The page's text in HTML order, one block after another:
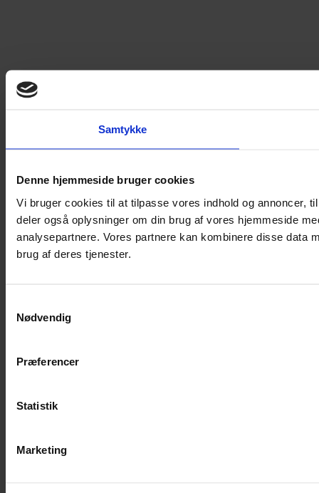
Samtykke
Denne hjemmeside bruger cookies
Vi bruger cookies til at tilpasse vores indhold og annoncer,
deler også oplysninger om din brug af vores hjemmeside
analysepartnere. Vores partnere kan kombinere disse data
brug af deres tjenester.
Nødvendig
Præferencer
Statistik
Marketing